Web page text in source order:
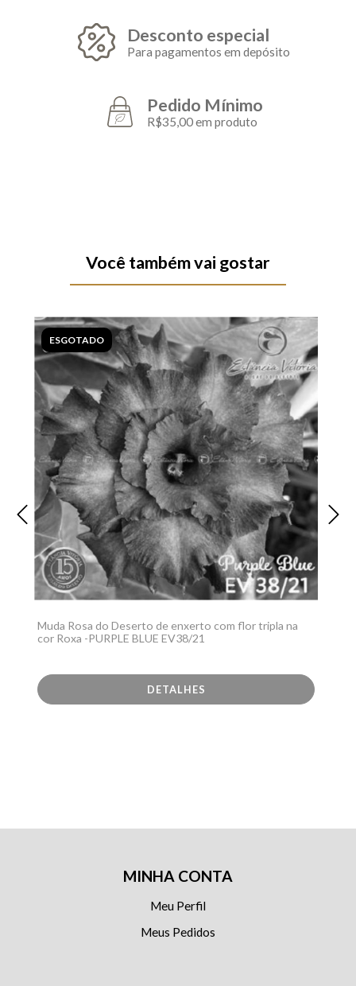
Desconto especial
Para pagamentos em depósito
Pedido Mínimo
R$35,00 em produto
Você também vai gostar
ESGOTADO
Muda Rosa do Deserto de enxerto com flor tripla na
cor Roxa -PURPLE BLUE EV38/21
DETALHES
MINHA CONTA
Meu Perfil
Meus Pedidos